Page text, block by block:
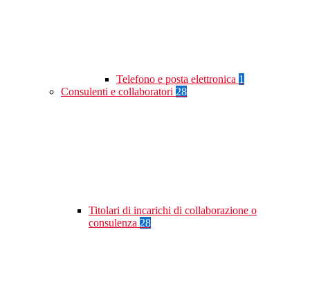
Telefono e posta elettronica 1
Consulenti e collaboratori 28
Titolari di incarichi di collaborazione o
consulenza 28